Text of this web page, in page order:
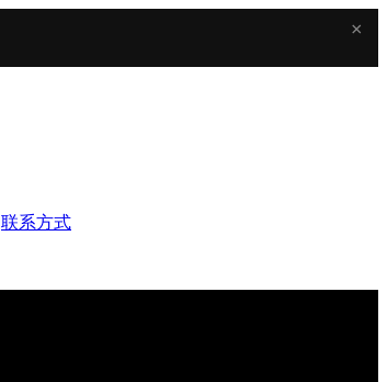
×
联系方式